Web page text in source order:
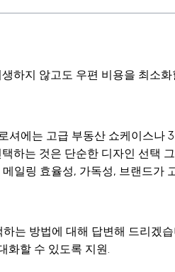
하지 않고도 우편 비용을 최소
셔에는 고급 부동산 쇼케이스나
하는 것은 단순한 디자인 선택
일링 효율성, 가독성, 브랜드가
는 방법에 대해 답변해 드리겠
화할 수 있도록 지원.